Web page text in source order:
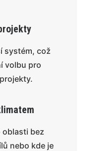
systém, což
volbu pro
oblasti bez
nebo kde je